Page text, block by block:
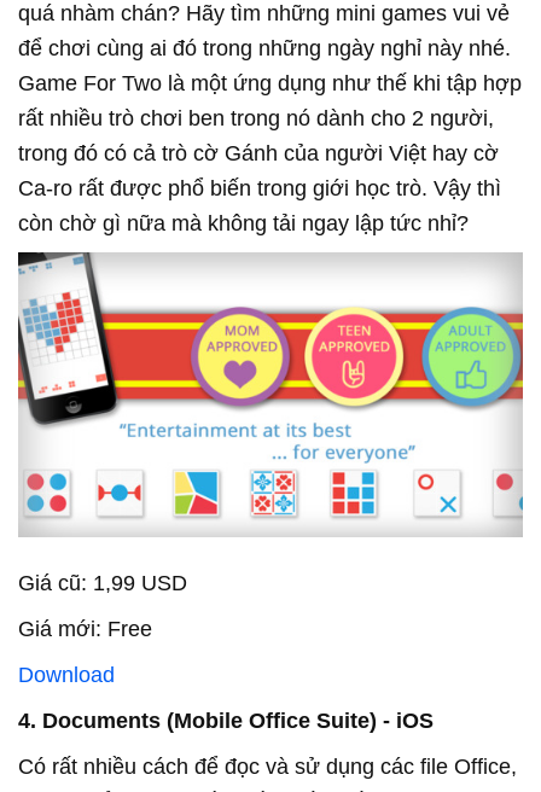
quá nhàm chán? Hãy tìm những mini games vui vẻ
để chơi cùng ai đó trong những ngày nghỉ này nhé.
Game For Two là một ứng dụng như thế khi tập hợp
rất nhiều trò chơi ben trong nó dành cho 2 người,
trong đó có cả trò cờ Gánh của người Việt hay cờ
Ca-ro rất được phổ biến trong giới học trò. Vậy thì
còn chờ gì nữa mà không tải ngay lập tức nhỉ?
Giá cũ: 1,99 USD
Giá mới: Free
Download
4. Documents (Mobile Office Suite) - iOS
Có rất nhiều cách để đọc và sử dụng các file Office,